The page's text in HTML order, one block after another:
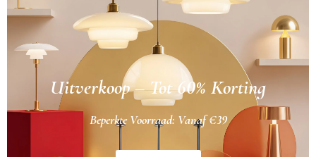
Uitverkoop – Tot 60% Korting
Beperkte Voorraad: Vanaf €39